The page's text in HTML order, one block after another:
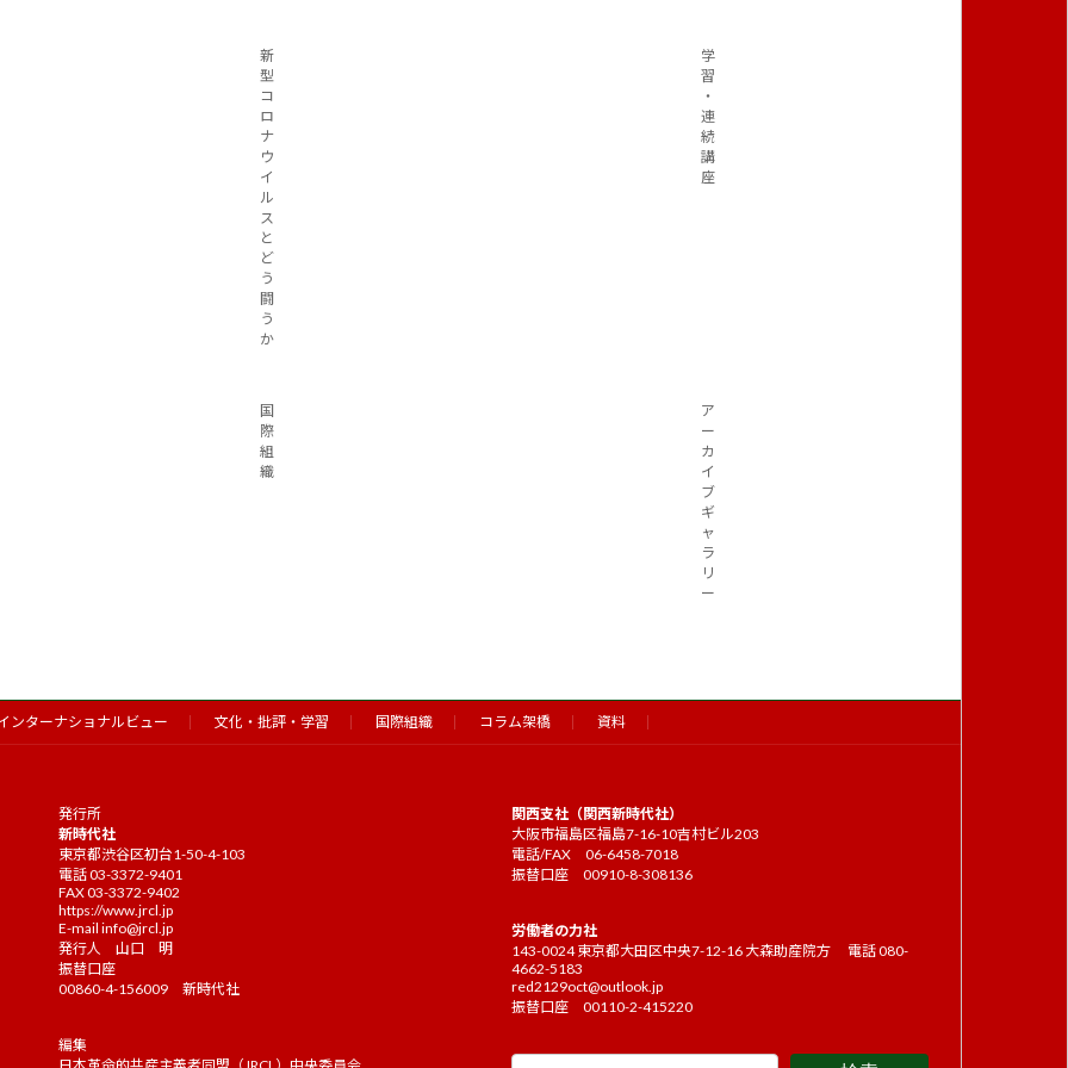
新
型
コ
ロ
ナ
ウ
イ
ル
ス
と
ど
う
闘
う
か
学
習
・
連
続
講
座
国
際
組
織
ア
ー
カ
イ
ブ
ギ
ャ
ラ
リ
ー
ンターナショナルビュー 文化・批評・学習 国際組織 コラム架橋 資料
発行所
新時代社
東京都渋谷区初台1-50-4-103
電話 03-3372-9401
FAX 03-3372-9402
https://www.jrcl.jp
E-mail info@jrcl.jp
発行人 山口 明
振替口座
00860-4-156009 新時代社
編集
日本革命的共産主義者同盟（JRCL）中央委員会
関西支社（関西新時代社）
大阪市福島区福島7-16-10吉村ビル203
電話/FAX 06-6458-7018
振替口座 00910-8-308136
労働者の力社
143-0024 東京都大田区中央7-12-16 大森助産院方 電話 080-
4662-5183
red2129oct@outlook.jp
振替口座 00110-2-415220